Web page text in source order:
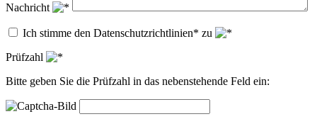
Nachricht
Ich stimme den Datenschutzrichtlinien* zu
Prüfzahl
Bitte geben Sie die Prüfzahl in das nebenstehende Feld ein: